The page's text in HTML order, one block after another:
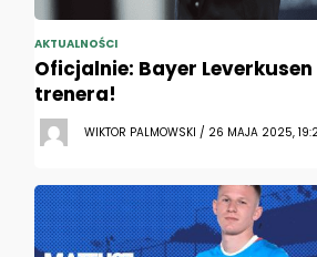
AKTUALNOŚCI
Oficjalnie: Bayer
trenera!
WIKTOR PALMOWSKI / 26 MAJA 2025,